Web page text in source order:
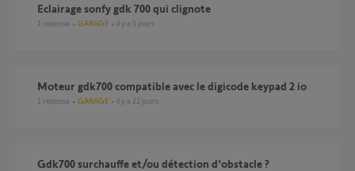
eclairage sonfy gdk 700 qui clignote
1 réponse GARAGE il y a 5 jours
Moteur gdk700 compatible avec le digicode keypad 2 io
1 réponse GARAGE il y a 22 jours
gdk700 surchauffe et/ou détection d'obstacle ?